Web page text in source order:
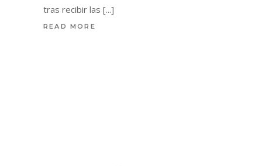
tras recibir las
READ MORE